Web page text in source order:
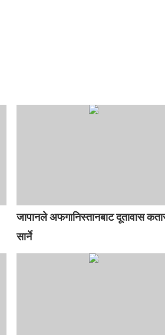
जापानले अफगानिस्तानबाट दूतावास
सार्ने